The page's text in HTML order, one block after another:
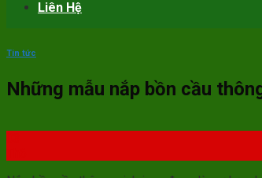
Liên Hệ
Tin tức
Những mẫu nắp bồn cầu